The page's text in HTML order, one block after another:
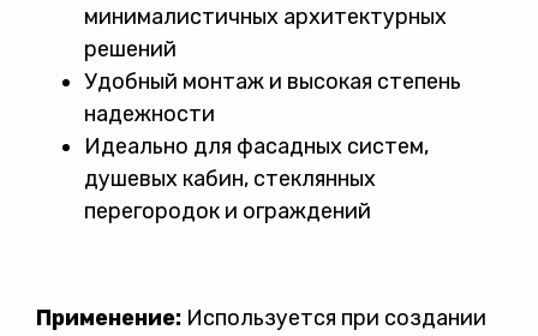
минималистичных архитектурных
решений
Удобный монтаж и высокая степень
надежности
Идеально для фасадных систем,
душевых кабин, стеклянных
перегородок и ограждений
Применение: Используется при создании